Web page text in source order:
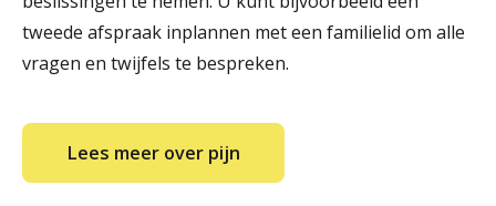
tweede afspraak inplannen met een familielid om alle
vragen en twijfels te bespreken.
Lees meer over pijn